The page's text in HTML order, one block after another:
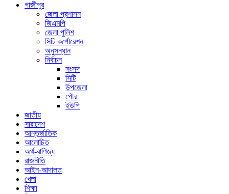
গাজীপুর
জেলা প্রশাসন
জিএমপি
জেলা পুলিশ
সিটি কর্পোরেশন
অনুসন্ধান
নির্বাচন
সংসদ
সিটি
উপজেলা
পৌর
ইউপি
জাতীয়
সারাদেশ
আন্তর্জাতিক
আলোচিত
অর্থ-বাণিজ্য
রাজনীতি
আইন-আদালত
খেলা
শিক্ষা